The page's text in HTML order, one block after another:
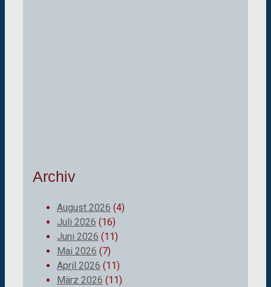
Archiv
August 2026 (4)
Juli 2026 (16)
Juni 2026 (11)
Mai 2026 (7)
April 2026 (11)
März 2026 (11)